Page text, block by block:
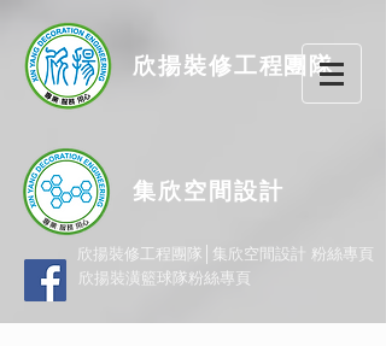
欣揚裝修工程團隊
集欣空間設計
欣揚裝修工程團隊│集欣空間設計 粉絲專頁
欣揚裝潢籃球隊粉絲專頁